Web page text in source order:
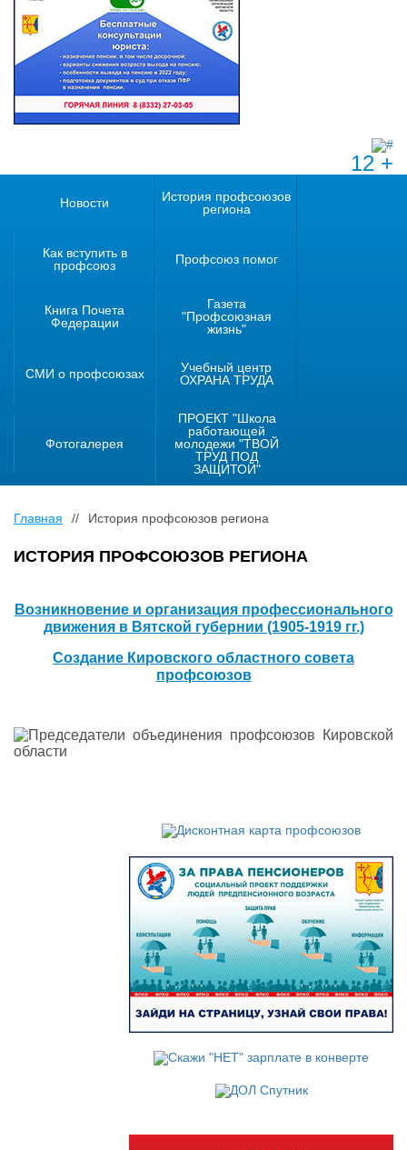
12 +
Новости
История профсоюзов
региона
Как вступить в
профсоюз
Профсоюз помог
Книга Почета
Федерации
Газета
"Профсоюзная
жизнь"
СМИ о профсоюзах
Учебный центр
ОХРАНА ТРУДА
Фотогалерея
ПРОЕКТ "Школа
работающей
молодежи "ТВОЙ
ТРУД ПОД
ЗАЩИТОЙ"
Главная // История профсоюзов региона
ИСТОРИЯ ПРОФСОЮЗОВ РЕГИОНА
Возникновение и организация профессионального
движения в Вятской губернии (1905-1919 гг.)
Создание Кировского областного совета
профсоюзов